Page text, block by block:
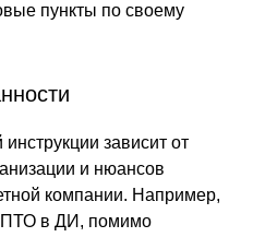
пункты по своему
зависит от
и нюансов
компании. Например,
ПТО в ДИ, помимо